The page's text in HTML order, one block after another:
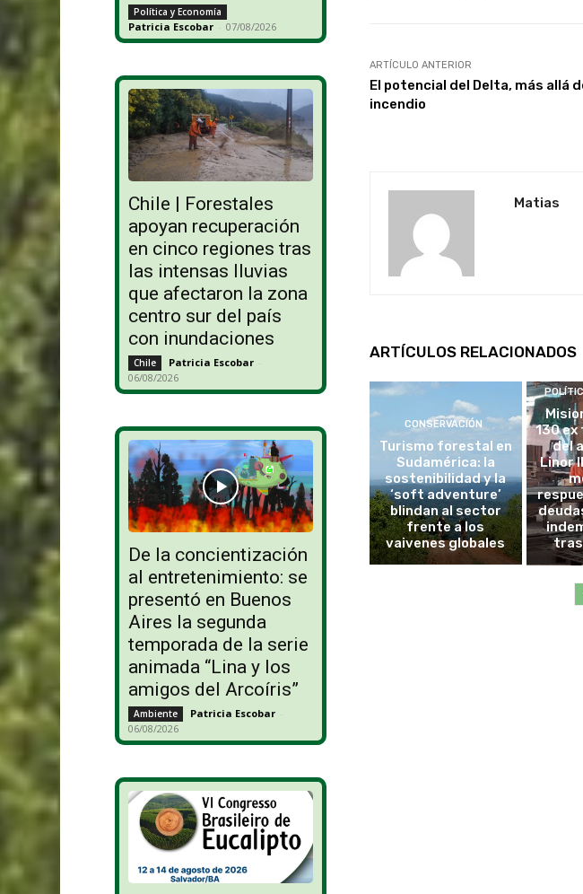
Política y Economía
Patricia Escobar - 07/08/2026
Chile | Forestales
apoyan recuperación
en cinco regiones tras
las intensas lluvias
que afectaron la zona
centro sur del país
con inundaciones
Chile Patricia Escobar -
06/08/2026
De la concientización
al entretenimiento: se
presentó en Buenos
Aires la segunda
temporada de la serie
animada “Lina y los
amigos del Arcoíris”
Ambiente Patricia Escobar -
06/08/2026
ARTÍCULO ANTERIOR
El potencial del Delta, más allá
incendio
Matias
ARTÍCULOS RELACIONADOS
CONSERVACIÓN
Turismo forestal en
Sudamérica: la
sostenibilidad y la
‘soft adventure’
blindan al sector
frente a los
vaivenes globales
130
del
Linor
tras